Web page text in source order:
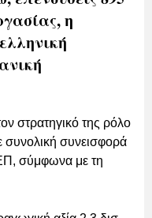
η
στρατηγικό της ρόλο
συνολική συνεισφορά
σύμφωνα με τη